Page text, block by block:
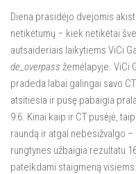
Diena prasidėjo dvejomis
netikėtumų – kiek netikėtai
autsaideriais laikytiems ViCi
de_overpass žemėlapyje. ViCi
pradeda labai galingai savo
atsitiesia ir pusę pabaigia
9:6. Kinai kaip ir CT pusėjė,
raundą ir atgal nebesižvalgo
rungtynes užbaigia rezultatu
pateikdami staigmeną visiems.